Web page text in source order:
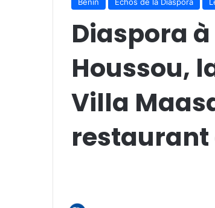
Diaspora
Houssou,
Villa
restaurant